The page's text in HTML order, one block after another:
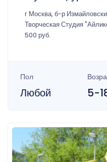
г Москва, б-р
Творческая Студия
500 руб.
Пол
Любой 5-